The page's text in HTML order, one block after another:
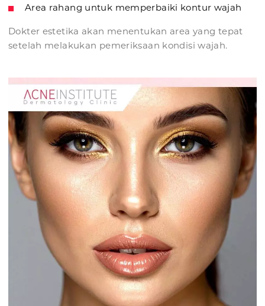
Area rahang untuk memperbaiki kontur wajah
Dokter estetika akan menentukan area yang tepat
setelah melakukan pemeriksaan kondisi wajah.